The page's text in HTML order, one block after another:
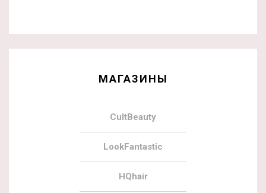
МАГАЗИНЫ
CultBeauty
LookFantastic
HQhair